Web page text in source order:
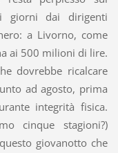
giorni dai dirigenti
a Livorno, come
ai 500 milioni di lire.
dovrebbe ricalcare
ad agosto, prima
integrità fisica.
cinque stagioni?)
giovanotto che